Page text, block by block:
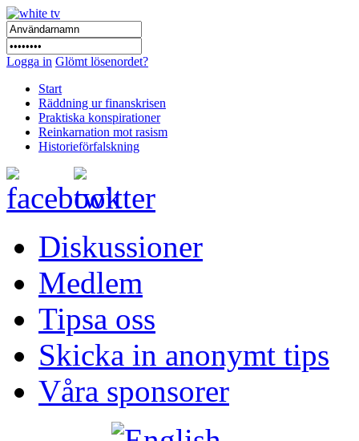
Logga in Glömt lösenordet?
Start
Räddning ur finanskrisen
Praktiska konspirationer
Reinkarnation mot rasism
Historieförfalskning
Diskussioner
Medlem
Tipsa oss
Skicka in anonymt tips
Våra sponsorer